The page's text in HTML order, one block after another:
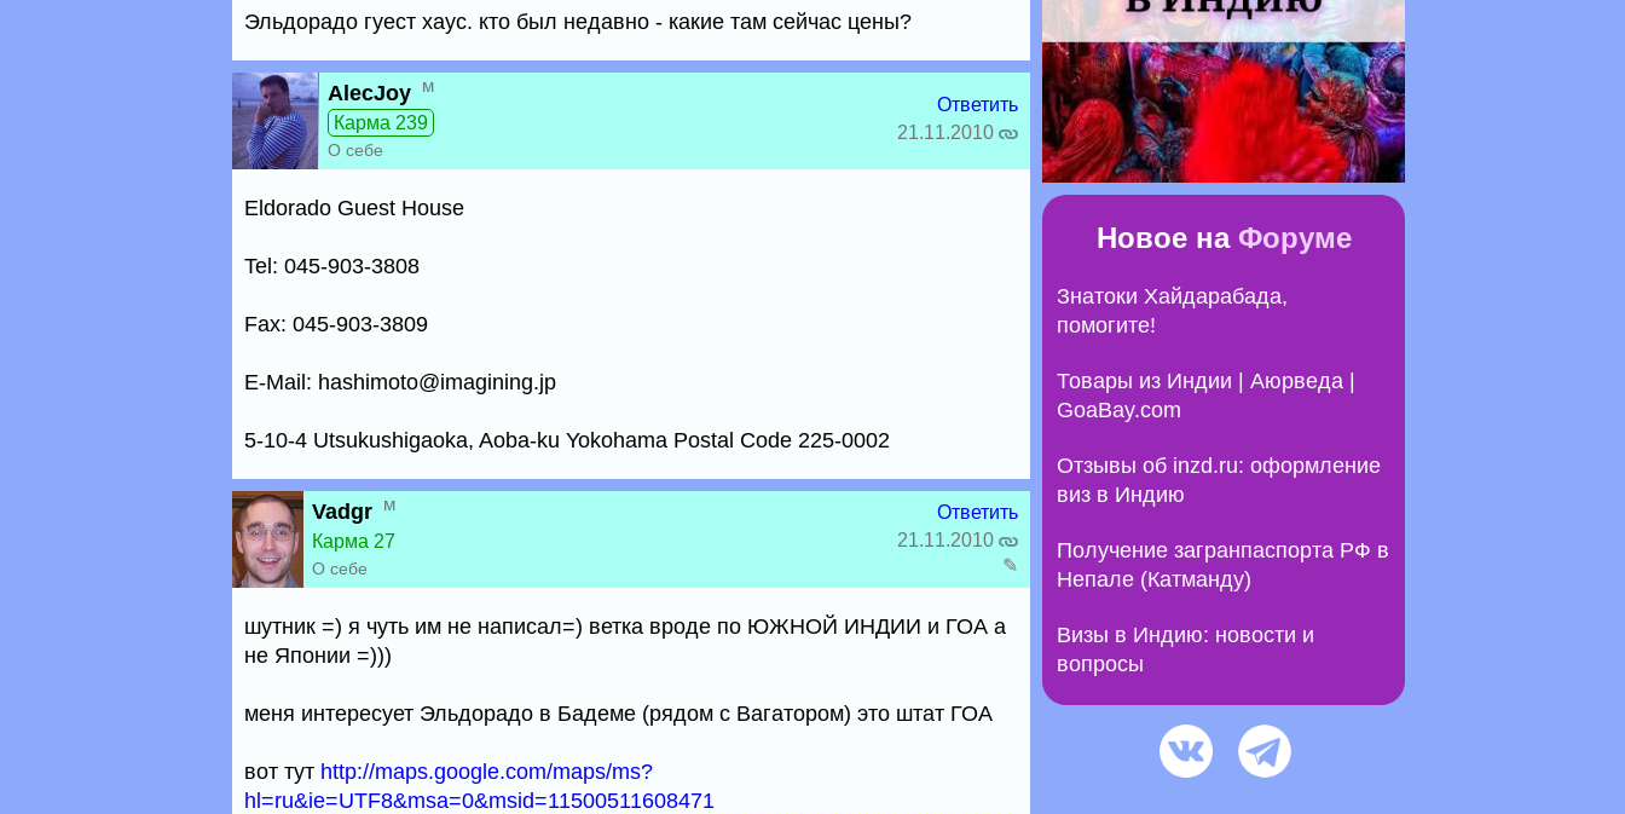
Эльдорадо гуест хаус. кто был недавно - какие там сейчас цены?
AlecJoy м
Карма 239
О себе
Ответить
21.11.2010
Eldorado Guest House
Tel: 045-903-3808
Fax: 045-903-3809
E-Mail: hashimoto@imagining.jp
5-10-4 Utsukushigaoka, Aoba-ku Yokohama Postal Code 225-0002
Vadgr м
Карма 27
О себе
Ответить
21.11.2010
✎
шутник =) я чуть им не написал=) ветка вроде по ЮЖНОЙ ИНДИИ и ГОА а
не Японии =)))
меня интересует Эльдорадо в Бадеме (рядом с Вагатором) это штат ГОА
вот тут http://maps.google.com/maps/ms?
hl=ru&ie=UTF8&msa=0&msid=11500511608471
Новое на Форуме
Знатоки Хайдарабада,
помогите!
Товары из Индии | Аюрведа |
GoaBay.com
Отзывы об inzd.ru: оформление
виз в Индию
Получение загранпаспорта РФ в
Непале (Катманду)
Визы в Индию: новости и
вопросы